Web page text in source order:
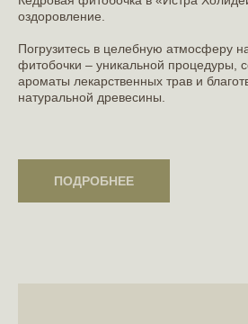
оздоровление.
Погрузитесь в целебную атмосферу
фитобочки – уникальной процедуры,
ароматы лекарственных трав и
натуральной древесины.
ПОДРОБНЕЕ